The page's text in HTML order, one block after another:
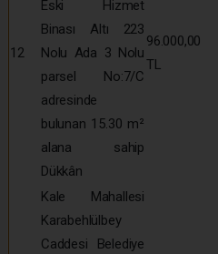
12
Eski Hizmet
Binası Altı 223
Nolu Ada 3 Nolu
parsel No:7/C
adresinde
bulunan 15.30 m²
alana sahip
Dükkân
96.000,00
TL
Kale Mahallesi
Karabehlülbey
Caddesi Belediye